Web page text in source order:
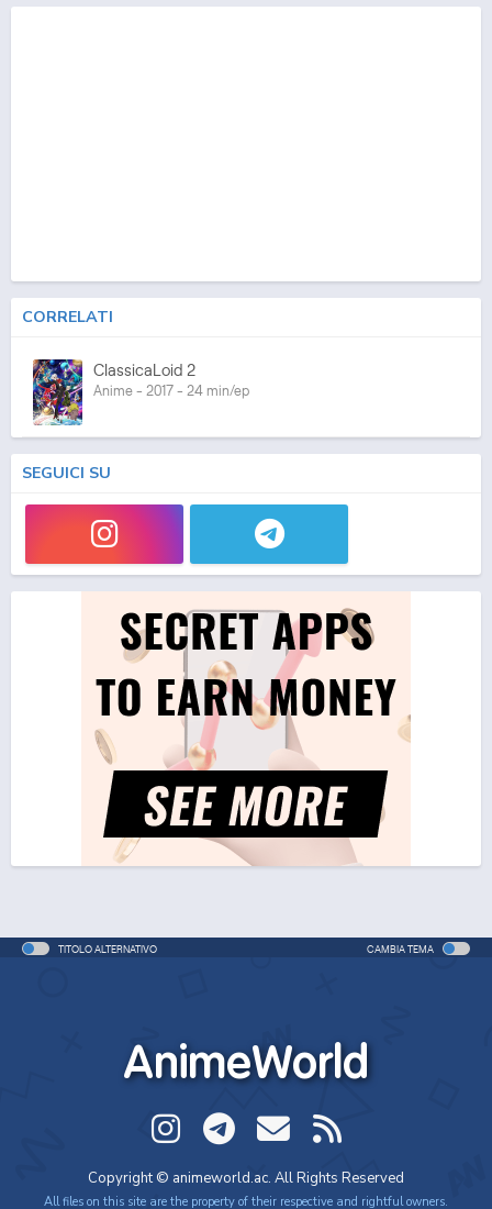
CORRELATI
ClassicaLoid 2
Anime - 2017 - 24 min/ep
SEGUICI SU
TITOLO ALTERNATIVO CAMBIA TEMA
AnimeWorld
Copyright © animeworld.ac. All Rights Reserved
All files on this site are the property of their respective and rightful owners.